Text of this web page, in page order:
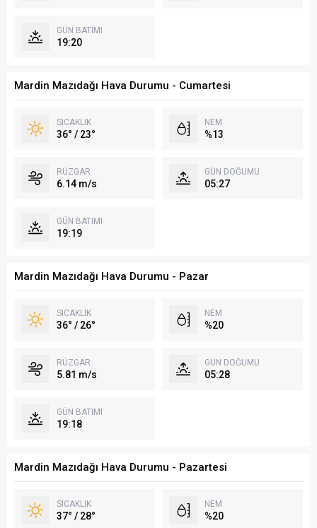
GÜN BATIMI
19:20
Mardin Mazıdağı Hava Durumu - Cumartesi
SICAKLIK
36° / 23°
NEM
%13
RÜZGAR
6.14 m/s
GÜN DOĞUMU
05:27
GÜN BATIMI
19:19
Mardin Mazıdağı Hava Durumu - Pazar
SICAKLIK
36° / 26°
NEM
%20
RÜZGAR
5.81 m/s
GÜN DOĞUMU
05:28
GÜN BATIMI
19:18
Mardin Mazıdağı Hava Durumu - Pazartesi
SICAKLIK
37° / 28°
NEM
%20